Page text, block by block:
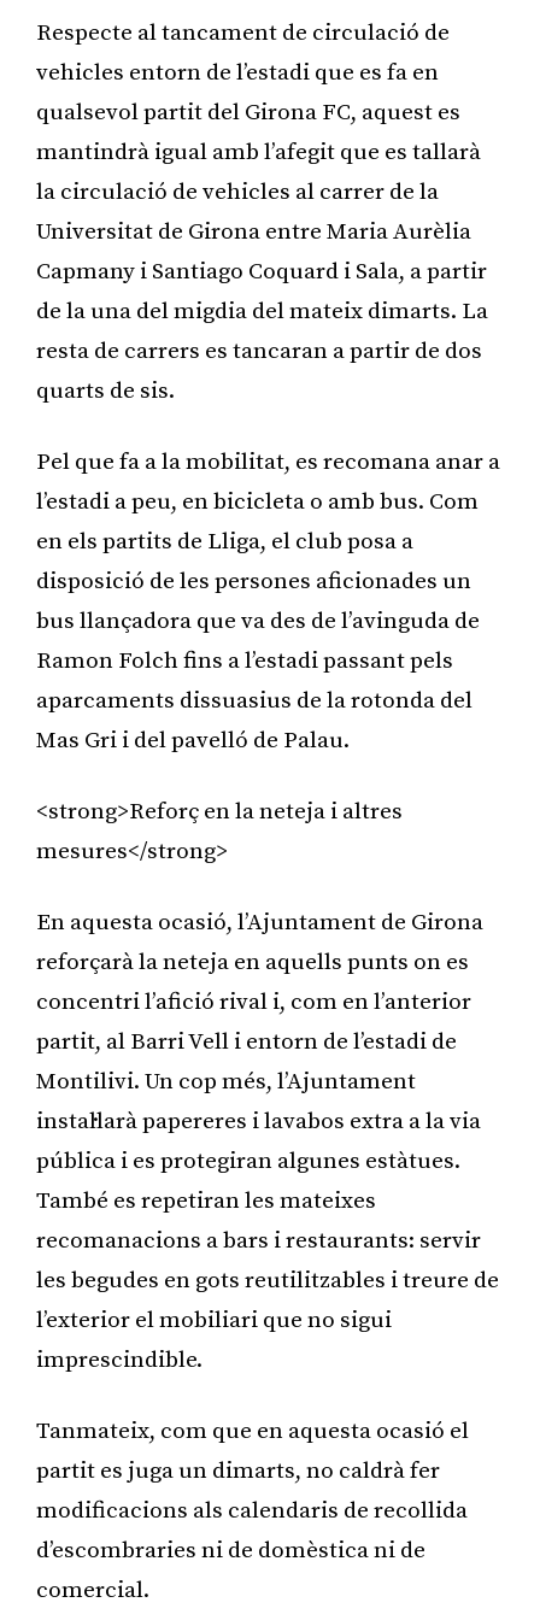
Respecte al tancament de circulació de
vehicles entorn de l’estadi que es fa en
qualsevol partit del Girona FC, aquest es
mantindrà igual amb l’afegit que es tallarà
la circulació de vehicles al carrer de la
Universitat de Girona entre Maria Aurèlia
Capmany i Santiago Coquard i Sala, a partir
de la una del migdia del mateix dimarts. La
resta de carrers es tancaran a partir de dos
quarts de sis.
Pel que fa a la mobilitat, es recomana anar a
l’estadi a peu, en bicicleta o amb bus. Com
en els partits de Lliga, el club posa a
disposició de les persones aficionades un
bus llançadora que va des de l’avinguda de
Ramon Folch fins a l’estadi passant pels
aparcaments dissuasius de la rotonda del
Mas Gri i del pavelló de Palau.
<strong>Reforç en la neteja i altres
mesures</strong>
En aquesta ocasió, l’Ajuntament de Girona
reforçarà la neteja en aquells punts on es
concentri l’afició rival i, com en l’anterior
partit, al Barri Vell i entorn de l’estadi de
Montilivi. Un cop més, l’Ajuntament
instal·larà papereres i lavabos extra a la via
pública i es protegiran algunes estàtues.
També es repetiran les mateixes
recomanacions a bars i restaurants: servir
les begudes en gots reutilitzables i treure de
l’exterior el mobiliari que no sigui
imprescindible.
Tanmateix, com que en aquesta ocasió el
partit es juga un dimarts, no caldrà fer
modificacions als calendaris de recollida
d’escombraries ni de domèstica ni de
comercial.